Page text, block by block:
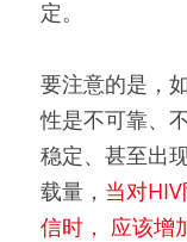
定。
要注意的是，
性是不可靠、
稳定、甚至出
载量， 当对
信时， 应该增